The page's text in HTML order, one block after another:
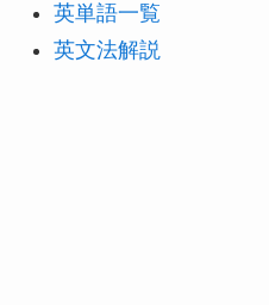
英単語一覧
英文法解説